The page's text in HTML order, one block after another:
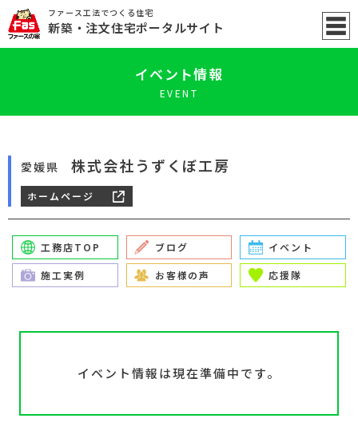
ファース工法でつくる住宅
新築 ・注文住宅ポータルサイト
イベント情報
EVENT
愛媛県 株式会社うずくぼ工房
ホームページ
工務店TOP ブログ イベント
施工実例 お客様の声 応援隊
イベント情報は現在準備中です。